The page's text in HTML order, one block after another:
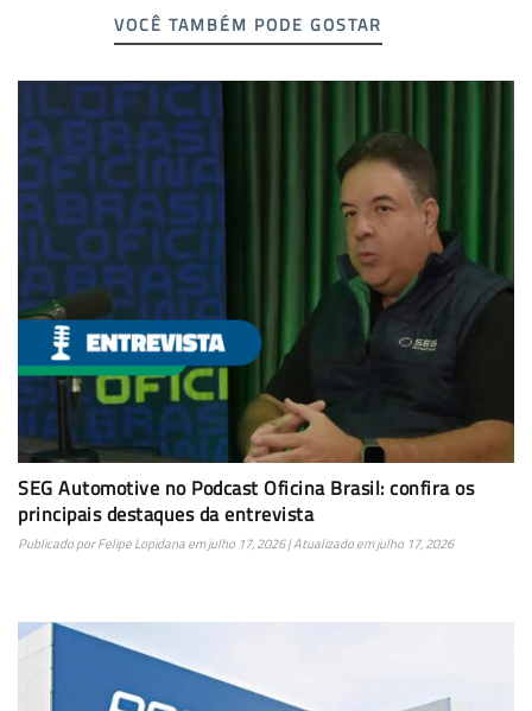
VOCÊ TAMBÉM PODE GOSTAR
SEG Automotive no Podcast Oficina Brasil: confira os
principais destaques da entrevista
Publicado porFelipe Lopidanaemjulho 17, 2026| Atualizado emjulho 17, 2026